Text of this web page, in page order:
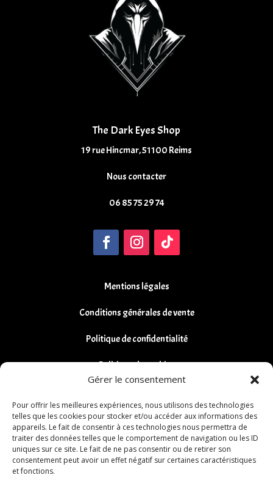
Gérer le consentement
Pour offrir les meilleures expériences, nous utilisons des technologies
telles que les cookies pour stocker et/ou accéder aux informations des
appareils. Le fait de consentir à ces technologies nous permettra de
traiter des données telles que le comportement de navigation ou les ID
uniques sur ce site. Le fait de ne pas consentir ou de retirer son
consentement peut avoir un effet négatif sur certaines caractéristiques
et fonctions.
The Dark Eyes Shop
19 rue Hincmar, 51100 Reims
Nous contacter
06 85 75 29 74
Mentions légales
Conditions générales de vente
Politique de confidentialité
Politique de cookies